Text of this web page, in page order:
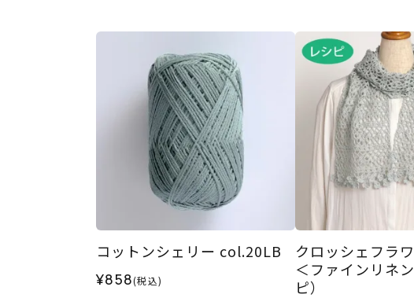
コットンシェリー col.20LB
¥858(税込)
クロッシェフラ
＜ファインリネ
ピ）